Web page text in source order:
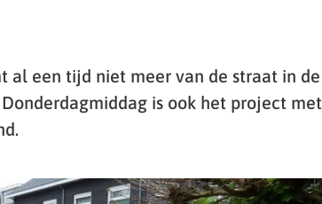
al een tijd niet meer van de straat in de
is ook het project met